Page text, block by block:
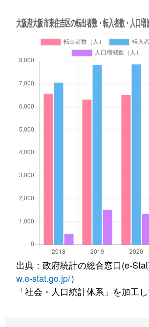
出典：政府統計の総合窓口(e-
w.e-stat.go.jp/）
「社会・人口統計体系」を加工